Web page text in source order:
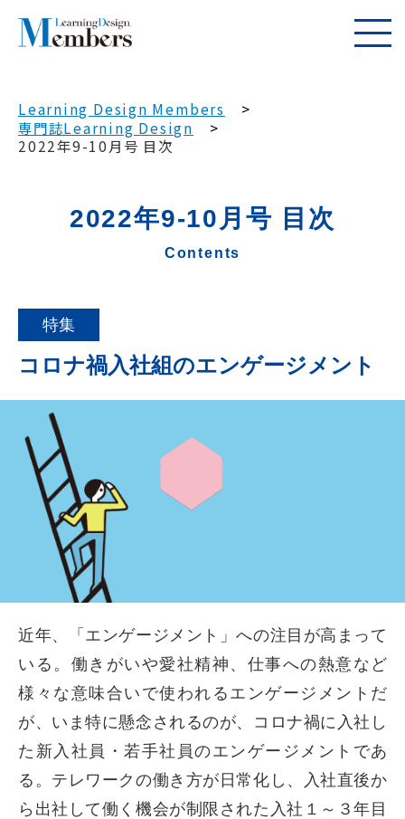
Learning Design Members
専門誌Learning Design
2022年9-10月号 目次
2022年9-10月号 目次
Contents
特集
コロナ禍入社組のエンゲージメント
近年、「エンゲージメント」への注目が高まって
いる。働きがいや愛社精神、仕事への熱意など
様々な意味合いで使われるエンゲージメントだ
が、いま特に懸念されるのが、コロナ禍に入社し
た新入社員・若手社員のエンゲージメントであ
る。テレワークの働き方が日常化し、入社直後か
ら出社して働く機会が制限された入社１～３年目